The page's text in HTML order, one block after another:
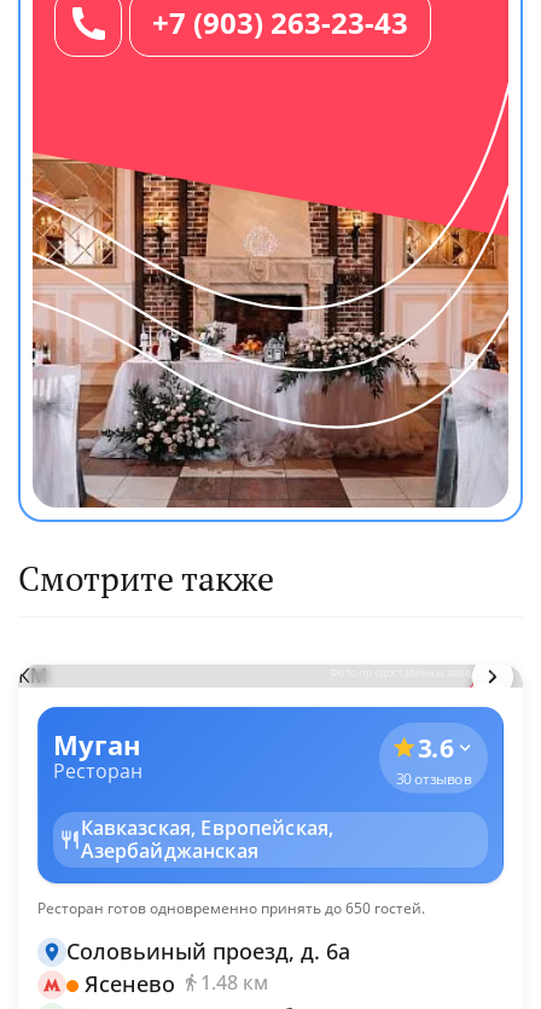
+7 (903) 263-23-43
Смотрите также
Фото предоставлены заведением
КМ
Муган
Ресторан
3.6
30 отзывов
Кавказская, Европейская,
Азербайджанская
Ресторан готов одновременно принять до 650 гостей.
Соловьиный проезд, д. 6а
Ясенево
1.48 км